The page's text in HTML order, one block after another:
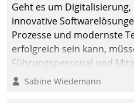
Geht es um
innovative
Prozesse und modernste
erfolgreich sein kann,
Führungspersonal und
verändern und
Sabine Wiedemann